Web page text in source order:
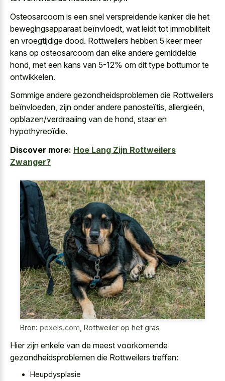
Osteosarcoom is een snel verspreidende kanker die het
bewegingsapparaat beïnvloedt, wat leidt tot immobiliteit
en vroegtijdige dood. Rottweilers hebben 5 keer meer
kans op osteosarcoom dan elke andere gemiddelde
hond, met een kans van 5-12% om dit type bottumor te
ontwikkelen.
Sommige andere gezondheidsproblemen die Rottweilers
beïnvloeden, zijn onder andere panosteïtis, allergieën,
opblazen/verdraaiing van de hond, staar en
hypothyreoïdie.
Discover more: Hoe Lang Zijn Rottweilers
Zwanger?
Bron: pexels.com Rottweiler op het gras
Hier zijn enkele van de meest voorkomende
gezondheidsproblemen die Rottweilers treffen:
Heupdysplasie